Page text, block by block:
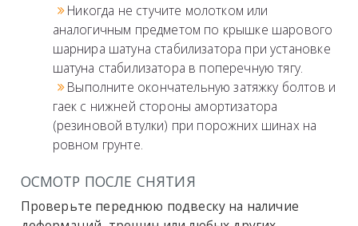
Никогда не стучите молотком или
аналогичным предметом по крышке шарового
шарнира шатуна стабилизатора при установке
шатуна стабилизатора в поперечную тягу.
Выполните окончательную затяжку болтов и
гаек с нижней стороны амортизатора
(резиновой втулки) при порожних шинах на
ровном грунте.
ОСМОТР ПОСЛЕ СНЯТИЯ
Проверьте переднюю подвеску на наличие